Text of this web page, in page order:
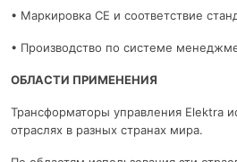
• Маркировка CE и соответствие
• Производство по системе
ОБЛАСТИ ПРИМЕНЕНИЯ
Трансформаторы управления Elektra
отраслях в разных странах мира.